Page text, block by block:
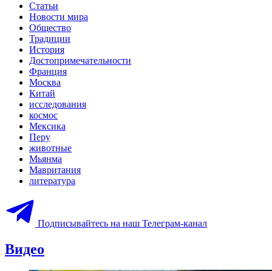
Статьи
Новости мира
Общество
Традиции
История
Достопримечательности
Франция
Москва
Китай
исследования
космос
Мексика
Перу
животные
Мьянма
Мавритания
литература
Подписывайтесь на наш Телеграм-канал
Видео